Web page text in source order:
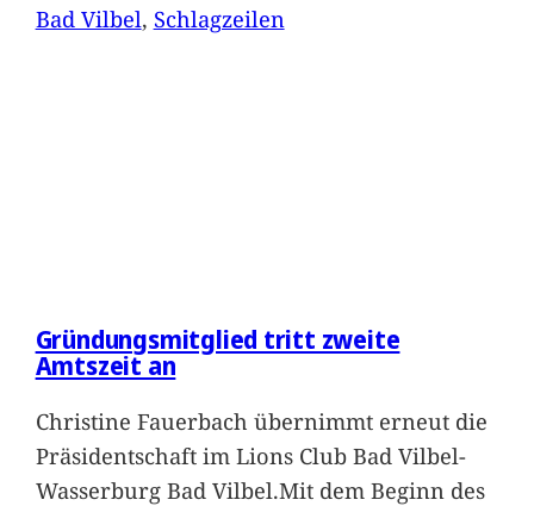
Bad Vilbel, Schlagzeilen
Gründungsmitglied tritt zweite
Amtszeit an
Christine Fauerbach übernimmt erneut die
Präsidentschaft im Lions Club Bad Vilbel-
Wasserburg Bad Vilbel.Mit dem Beginn des